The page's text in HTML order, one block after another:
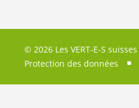
© 2026 Les VERT-E-S suisses
Protection des données